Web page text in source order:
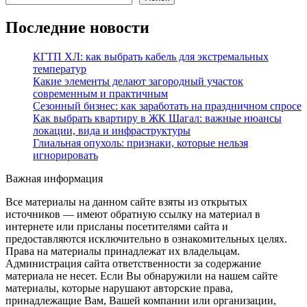
Последние новости
КГТП ХЛ: как выбрать кабель для экстремальных
температур
Какие элементы делают загородный участок
современным и практичным
Сезонный бизнес: как заработать на праздничном спросе
Как выбрать квартиру в ЖК Шагал: важные нюансы
локации, вида и инфраструктуры
Глиальная опухоль: признаки, которые нельзя
игнорировать
Важная информация
Все материалы на данном сайте взяты из открытых
источников — имеют обратную ссылку на материал в
интернете или присланы посетителями сайта и
предоставляются исключительно в ознакомительных целях.
Права на материалы принадлежат их владельцам.
Администрация сайта ответственности за содержание
материала не несет. Если Вы обнаружили на нашем сайте
материалы, которые нарушают авторские права,
принадлежащие Вам, Вашей компании или организации,